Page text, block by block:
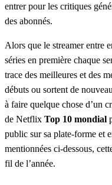
entrer pour les critiques
des abonnés.
Alors que le streamer entre
séries en première chaque
trace des meilleures et des
débuts ou sortent de
à faire quelque chose d’un
de Netflix Top 10 mondial
public sur sa plate-forme et
mentionnées ci-dessous,
fil de l’année.